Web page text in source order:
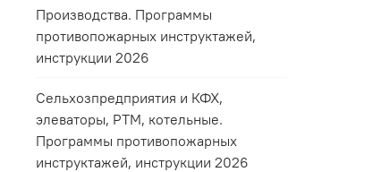
Производства. Программы
противопожарных инструктажей,
инструкции 2026
Сельхозпредприятия и КФХ,
элеваторы, РТМ, котельные.
Программы противопожарных
инструктажей, инструкции 2026